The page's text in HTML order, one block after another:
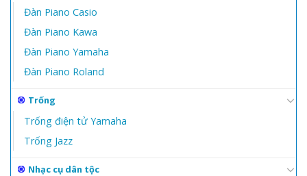
Đàn Piano Casio
Đàn Piano Kawa
Đàn Piano Yamaha
Đàn Piano Roland
Trống
Trống điện tử Yamaha
Trống Jazz
Nhạc cụ dân tộc